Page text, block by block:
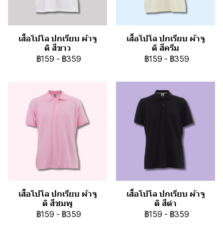
เสื้อโปโล ปกเรียบ ผ้าจู
ติ สีขาว
฿159 - ฿359
เสื้อโปโล ปกเรียบ ผ้าจู
ติ สีครีม
฿159 - ฿359
เสื้อโปโล ปกเรียบ ผ้าจู
ติ สีชมพู
฿159 - ฿359
เสื้อโปโล ปกเรียบ ผ้าจู
ติ สีดำ
฿159 - ฿359